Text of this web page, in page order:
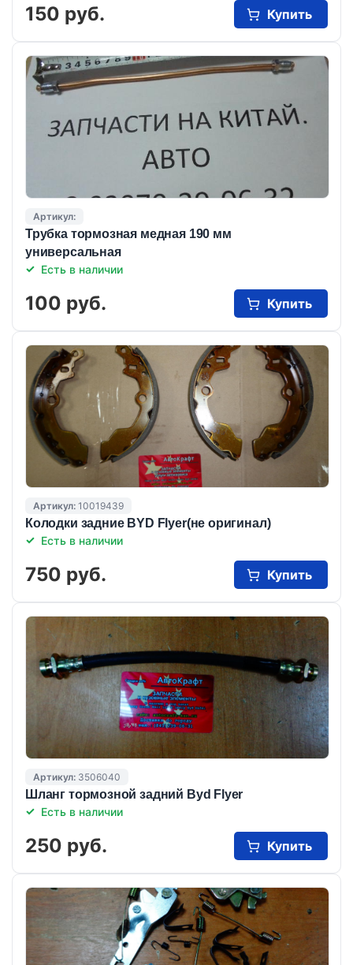
150 руб. Купить
Артикул:
Трубка тормозная медная 190 мм
универсальная
Есть в наличии
100 руб. Купить
Артикул: 10019439
Колодки задние BYD Flyer(не оригинал)
Есть в наличии
750 руб. Купить
Артикул: 3506040
Шланг тормозной задний Byd Flyer
Есть в наличии
250 руб. Купить